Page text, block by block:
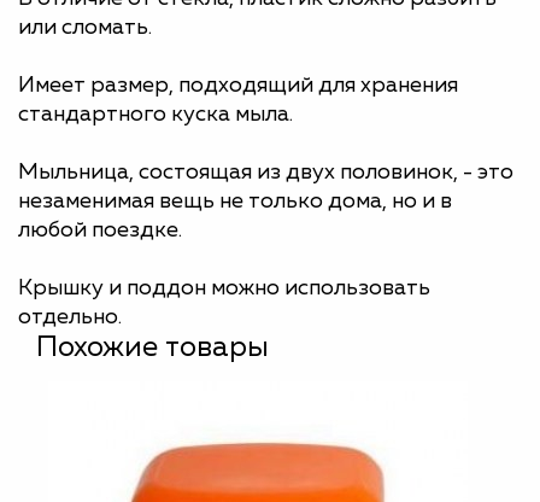
или сломать.
Имеет размер, подходящий для хранения
стандартного куска мыла.
Мыльница, состоящая из двух половинок, - это
незаменимая вещь не только дома, но и в
любой поездке.
Крышку и поддон можно использовать
отдельно.
Похожие товары